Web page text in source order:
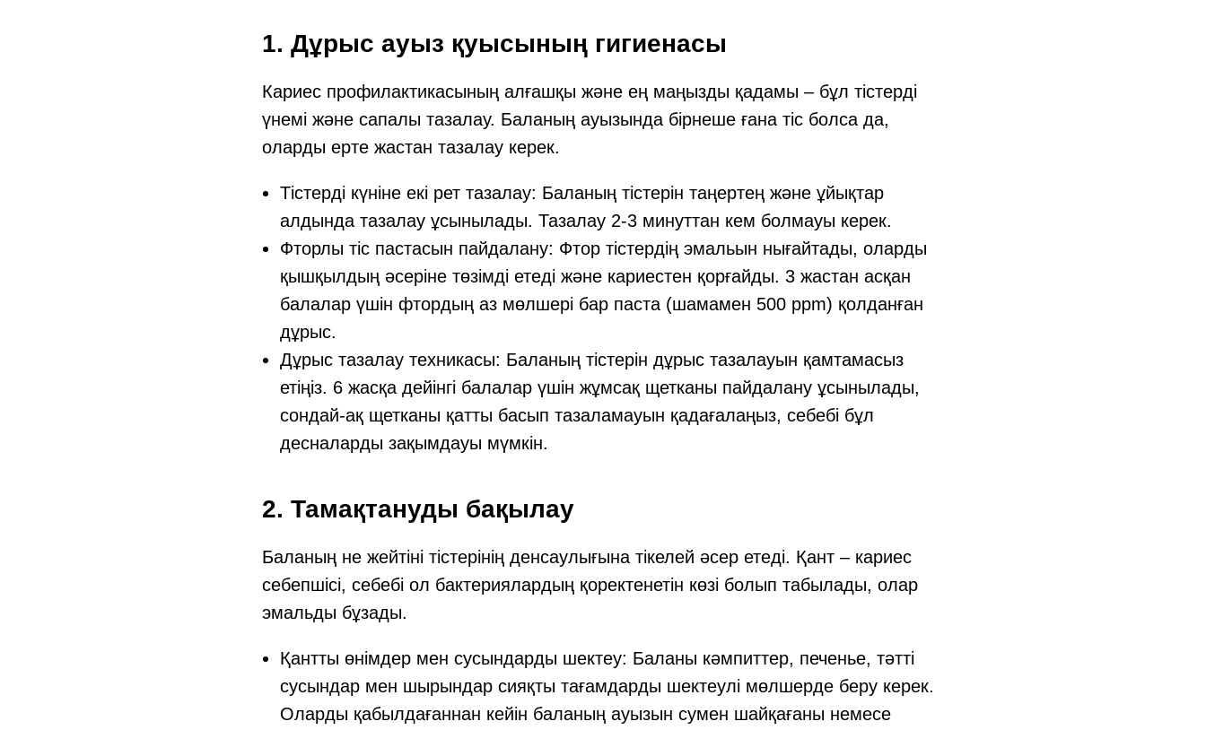
1. Дұрыс ауыз қуысының гигиенасы
Кариес профилактикасының алғашқы және ең маңызды қадамы – бұл тістерді
үнемі және сапалы тазалау. Баланың ауызында бірнеше ғана тіс болса да,
оларды ерте жастан тазалау керек.
Тістерді күніне екі рет тазалау: Баланың тістерін таңертең және ұйықтар
алдында тазалау ұсынылады. Тазалау 2-3 минуттан кем болмауы керек.
Фторлы тіс пастасын пайдалану: Фтор тістердің эмальын нығайтады, оларды
қышқылдың әсеріне төзімді етеді және кариестен қорғайды. 3 жастан асқан
балалар үшін фтордың аз мөлшері бар паста (шамамен 500 ppm) қолданған
дұрыс.
Дұрыс тазалау техникасы: Баланың тістерін дұрыс тазалауын қамтамасыз
етіңіз. 6 жасқа дейінгі балалар үшін жұмсақ щетканы пайдалану ұсынылады,
сондай-ақ щетканы қатты басып тазаламауын қадағалаңыз, себебі бұл
десналарды зақымдауы мүмкін.
2. Тамақтануды бақылау
Баланың не жейтіні тістерінің денсаулығына тікелей әсер етеді. Қант – кариес
себепшісі, себебі ол бактериялардың қоректенетін көзі болып табылады, олар
эмальды бұзады.
Қантты өнімдер мен сусындарды шектеу: Баланы кәмпиттер, печенье, тәтті
сусындар мен шырындар сияқты тағамдарды шектеулі мөлшерде беру керек.
Оларды қабылдағаннан кейін баланың ауызын сумен шайқағаны немесе